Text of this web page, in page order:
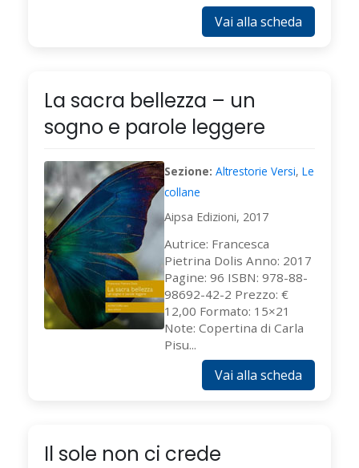
Vai alla scheda
La sacra bellezza – un
sogno e parole leggere
Sezione: Altrestorie Versi, Le
collane
Aipsa Edizioni, 2017
Autrice: Francesca
Pietrina Dolis Anno: 2017
Pagine: 96 ISBN: 978-88-
98692-42-2 Prezzo: €
12,00 Formato: 15×21
Note: Copertina di Carla
Pisu...
Vai alla scheda
Il sole non ci crede